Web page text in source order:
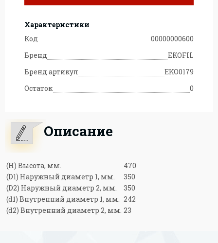
Характеристики
Код
00000000600
Бренд
EKOFIL
Бренд артикул
EKO0179
Остаток
0
Описание
(H) Высота, мм.
470
(D1) Наружный диаметр 1, мм.
350
(D2) Наружный диаметр 2, мм.
350
(d1) Внутренний диаметр 1, мм. 242
(d2) Внутренний диаметр 2, мм. 23